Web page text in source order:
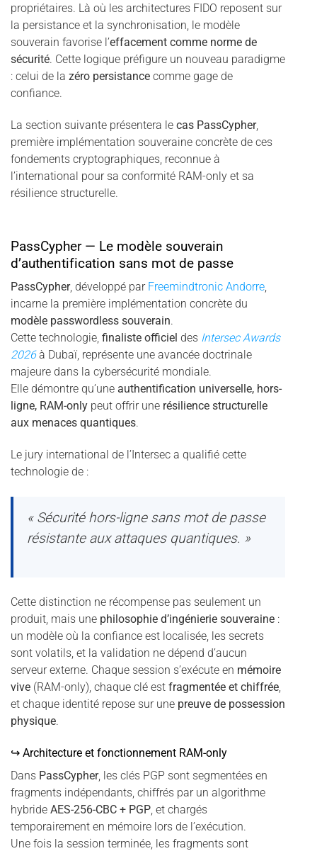
propriétaires. Là où les architectures FIDO reposent sur
la persistance et la synchronisation, le modèle
souverain favorise l’effacement comme norme de
sécurité. Cette logique préfigure un nouveau paradigme
: celui de la zéro persistance comme gage de
confiance.
La section suivante présentera le cas PassCypher,
première implémentation souveraine concrète de ces
fondements cryptographiques, reconnue à
l’international pour sa conformité RAM-only et sa
résilience structurelle.
PassCypher — Le modèle souverain
d’authentification sans mot de passe
PassCypher, développé par Freemindtronic Andorre,
incarne la première implémentation concrète du
modèle passwordless souverain.
Cette technologie, finaliste officiel des Intersec Awards
2026à Dubaï, représente une avancée doctrinale
majeure dans la cybersécurité mondiale.
Elle démontre qu’une authentification universelle, hors-
ligne, RAM-only peut offrir une résilience structurelle
aux menaces quantiques.
Le jury international de l’Intersec a qualifié cette
technologie de :
« Sécurité hors-ligne sans mot de passe
résistante aux attaques quantiques. »
Cette distinction ne récompense pas seulement un
produit, mais une philosophie d’ingénierie souveraine :
un modèle où la confiance est localisée, les secrets
sont volatils, et la validation ne dépend d’aucun
serveur externe. Chaque session s’exécute en mémoire
vive (RAM-only), chaque clé est fragmentée et chiffrée
et chaque identité repose sur une preuve de possession
physique.
↪ Architecture et fonctionnement RAM-only
Dans PassCypher, les clés PGP sont segmentées en
fragments indépendants, chiffrés par un algorithme
hybride AES-256-CBC + PGP , et chargés
temporairement en mémoire lors de l’exécution.
Une fois la session terminée, les fragments sont